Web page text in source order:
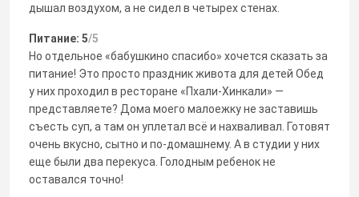
дышал воздухом, а не сидел в четырех стенах.
Питание: 5/5
Но отдельное «бабушкино спасибо» хочется сказать за
питание! Это просто праздник живота для детей Обед
у них проходил в ресторане «Пхали-Хинкали» —
представляете? Дома моего малоежку не заставишь
съесть суп, а там он уплетал всё и нахваливал. Готовят
очень вкусно, сытно и по-домашнему. А в студии у них
еще были два перекуса. Голодным ребенок не
оставался точно!